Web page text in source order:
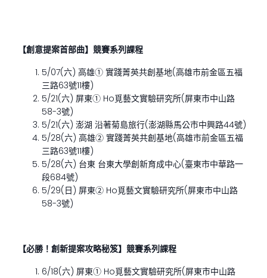
【創意提案首部曲】競賽系列課程
5/07(六) 高雄① 實踐菁英共創基地(高雄市前金區五福
三路63號11樓)
5/21(六) 屏東① Ho覓藝文實驗研究所(屏東市中山路
58-3號)
5/21(六) 澎湖 沿著菊島旅行(澎湖縣馬公市中興路44號)
5/28(六) 高雄② 實踐菁英共創基地(高雄市前金區五福
三路63號11樓)
5/28(六) 台東 台東大學創新育成中心(臺東市中華路一
段684號)
5/29(日) 屏東② Ho覓藝文實驗研究所(屏東市中山路
58-3號)
【必勝！創新提案攻略秘笈】競賽系列課程
6/18(六) 屏東① Ho覓藝文實驗研究所(屏東市中山路